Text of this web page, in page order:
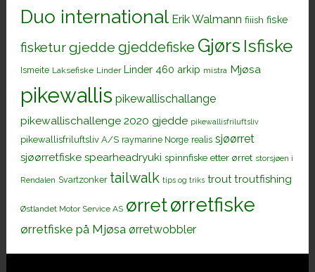
Duo international Erik Walmann fiiish fiske
fisketurgjedde gjeddefiske Gjørs Isfiske
Ismeite Laksefiske Linder Linder 460 arkip mistra Mjøsa
pikewallis pikewallischallange
pikewallischallenge 2020 gjedde pikewallisfriluftsliv
pikewallisfriluftsliv A/S raymarine Norge realis sjøørret
sjøørretfiske spearheadryuki spinnfiske etter ørret storsjøen i
Rendalen Svartzonker tailwalk tips og triks trout troutfishing
Østlandet Motor Service AS ørretørretfiske
ørretfiske på Mjøsa ørretwobbler